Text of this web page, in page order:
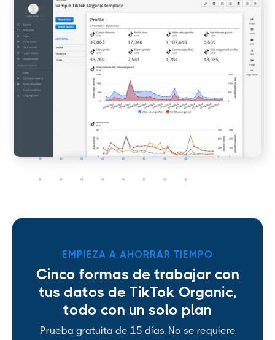
EMPIEZA A AHORRAR TIEMPO
Cinco formas de trabajar con
tus datos de TikTok Organic,
todo con un solo plan
Prueba gratuita de 15 días. No se requiere